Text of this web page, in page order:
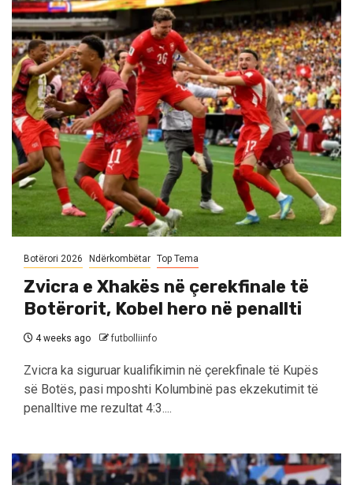
Botërori 2026 Ndërkombëtar Top Tema
Zvicra e Xhakës në çerekfinale të
Botërorit, Kobel hero në penallti
4 weeks ago futbolliinfo
Zvicra ka siguruar kualifikimin në çerekfinale të Kupës
së Botës, pasi mposhti Kolumbinë pas ekzekutimit të
penalltive me rezultat 4:3....